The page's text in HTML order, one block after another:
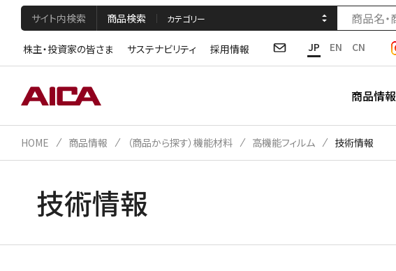
サイト内検索 商品検索
株主・投資家の皆さま サステナビリティ 採用情報 JP EN CN
商品情報
HOME 商品情報 （商品から探す）機能材料 高機能フィルム 技術情報
技術情報